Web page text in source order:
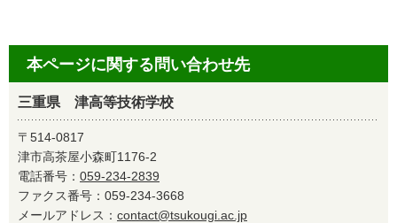
本ページに関する問い合わせ先
三重県 津高等技術学校
〒514-0817
津市高茶屋小森町1176-2
電話番号： 059-234-2839
ファクス番号：059-234-3668
メールアドレス： contact@tsukougi.ac.jp